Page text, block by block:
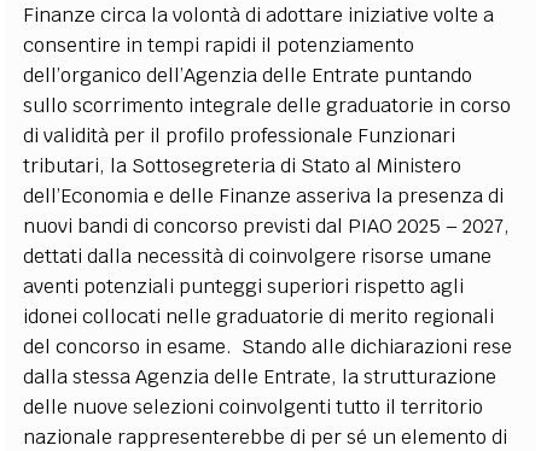
Finanze circa la volontà di adottare iniziative volte a
consentire in tempi rapidi il potenziamento
dell’organico dell’Agenzia delle Entrate puntando
sullo scorrimento integrale delle graduatorie in corso
di validità per il profilo professionale Funzionari
tributari, la Sottosegreteria di Stato al Ministero
dell’Economia e delle Finanze asseriva la presenza di
nuovi bandi di concorso previsti dal PIAO 2025 – 2027,
dettati dalla necessità di coinvolgere risorse umane
aventi potenziali punteggi superiori rispetto agli
idonei collocati nelle graduatorie di merito regionali
del concorso in esame. Stando alle dichiarazioni rese
dalla stessa Agenzia delle Entrate, la strutturazione
delle nuove selezioni coinvolgenti tutto il territorio
nazionale rappresenterebbe di per sé un elemento di